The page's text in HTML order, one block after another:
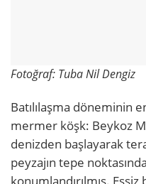
Fotoğraf: Tuba Nil Dengiz
Batılılaşma döneminin
mermer köşk: Beykoz
denizden başlayarak
peyzajın tepe